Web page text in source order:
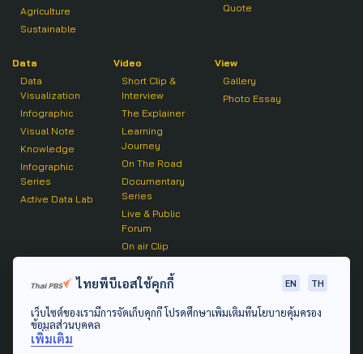
Agriculture
Sustainable
Quote
Data
Data
Visualization
Infographic
Visual Note
Knowledge
Infographic
Series
Active Data Lab
Video
Short Clip &
Interview
The Explainer
Learning
Journey
On The Road
Documentary
Series
Live & Public
Forum
On air Clip
View
Gallery
Photo Essay
Podcast
Active Talk
ไทยพีบีเอสใช้คุกกี้ EN TH
เว็บไซต์ของเรามีการจัดเก็บคุกกี้ โปรดศึกษาเพิ่มเติมที่นโยบายคุ้มครอง
ข้อมูลส่วนบุคคล
เพิ่มเติม